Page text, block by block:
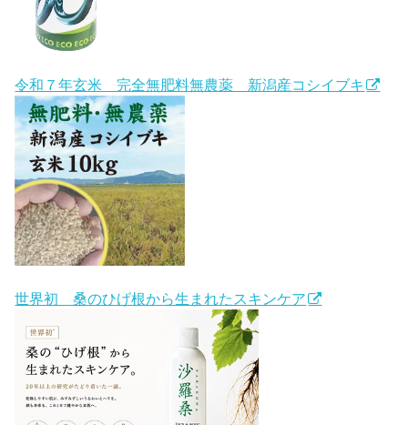
令和７年玄米 完全無肥料無農薬 新潟産コシイブキ
世界初 桑のひげ根から生まれたスキンケア